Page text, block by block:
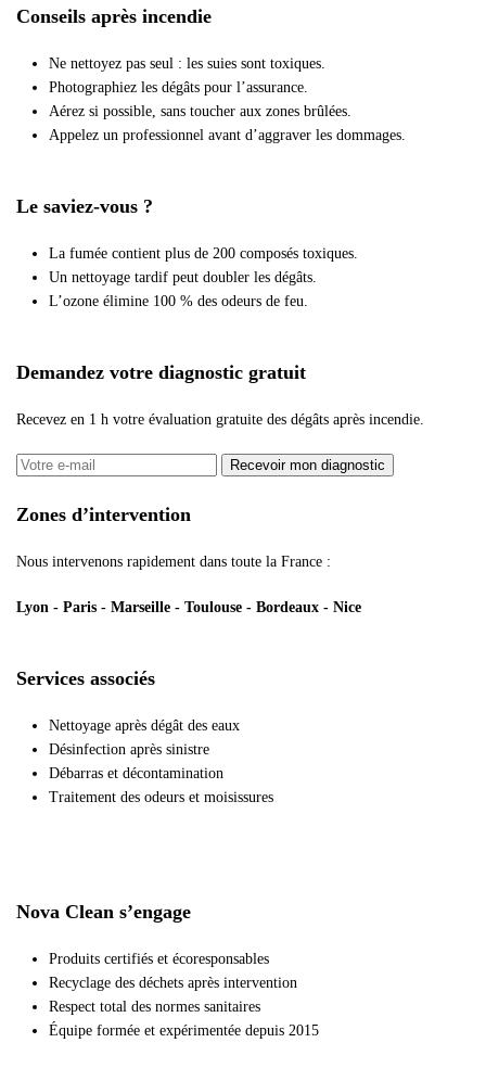
Conseils après incendie
Ne nettoyez pas seul : les suies sont toxiques.
Photographiez les dégâts pour l’assurance.
Aérez si possible, sans toucher aux zones brûlées.
Appelez un professionnel avant d’aggraver les dommages.
Le saviez-vous ?
La fumée contient plus de 200 composés toxiques.
Un nettoyage tardif peut doubler les dégâts.
L’ozone élimine 100 % des odeurs de feu.
Demandez votre diagnostic gratuit
Recevez en 1 h votre évaluation gratuite des dégâts après incendie.
Recevoir mon diagnostic
Zones d’intervention
Nous intervenons rapidement dans toute la France :
Lyon - Paris - Marseille - Toulouse - Bordeaux - Nice
Services associés
Nettoyage après dégât des eaux
Désinfection après sinistre
Débarras et décontamination
Traitement des odeurs et moisissures
Nova Clean s’engage
Produits certifiés et écoresponsables
Recyclage des déchets après intervention
Respect total des normes sanitaires
Équipe formée et expérimentée depuis 2015